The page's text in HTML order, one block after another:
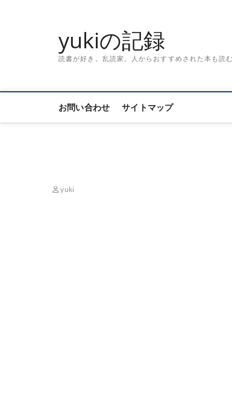
yukiの記録
読書が好き。乱読家。人からおすすめされた本も読
お問い合わせ サイトマップ
yuki